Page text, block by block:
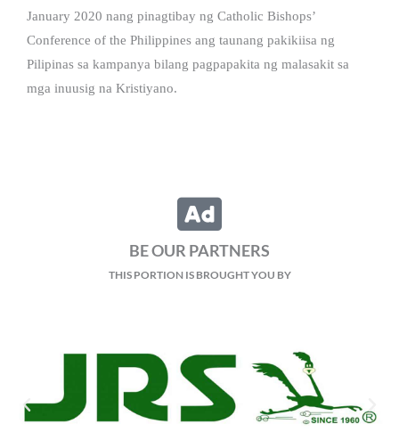
January 2020 nang pinagtibay ng Catholic Bishops’
Conference of the Philippines ang taunang pakikiisa ng
Pilipinas sa kampanya bilang pagpapakita ng malasakit sa
mga inuusig na Kristiyano.
BE OUR PARTNERS
THIS PORTION IS BROUGHT YOU BY